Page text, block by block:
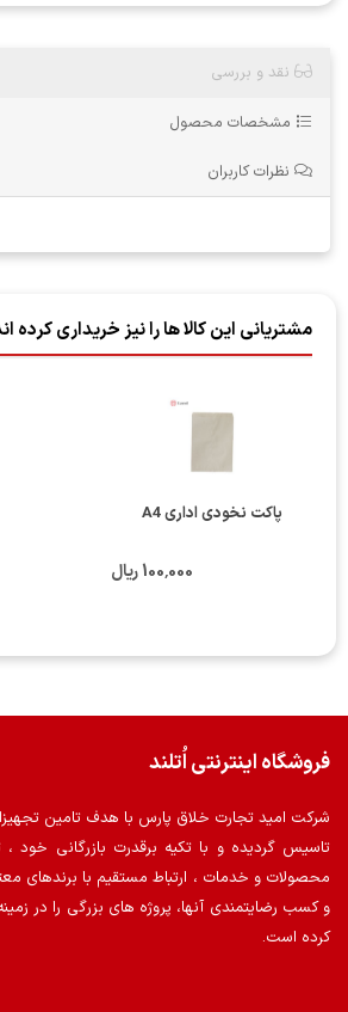
نقد و بررسی
مشخصات محصول
نظرات کاربران
مشتریانی این کالا ها را نیز خریداری کرده
پاکت نخودی اداری A4
100٬000 ریال
فروشگاه اینترنتی اُتلند
شرکت امید تجارت خلاق پارس با هدف تامین
تاسیس گردیده و با تکیه برقدرت بازرگانی خود
محصولات و خدمات ، ارتباط مستقیم با برندهای
و کسب رضایتمندی آنها، پروژه های بزرگی را در
کرده است.